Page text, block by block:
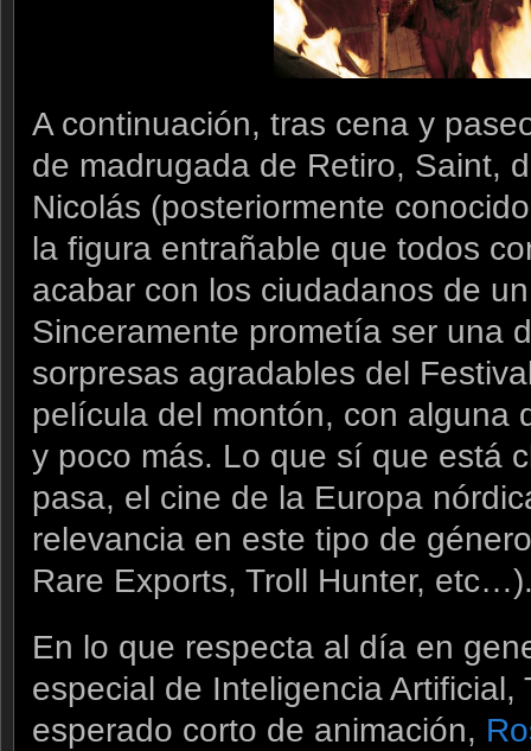
A continuación, tras cena y
de madrugada de Retiro, Saint,
Nicolás (posteriormente
la figura entrañable que todos
acabar con los ciudadanos de
Sinceramente prometía ser una
sorpresas agradables del
película del montón, con alguna
y poco más. Lo que sí que está
pasa, el cine de la Europa
relevancia en este tipo de
Rare Exports, Troll Hunter,
En lo que respecta al día en
especial de Inteligencia Artificial,
esperado corto de animación,